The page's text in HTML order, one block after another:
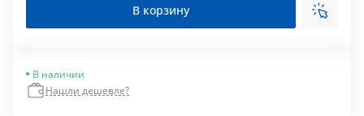
В корзину
В наличии
Нашли дешевле?